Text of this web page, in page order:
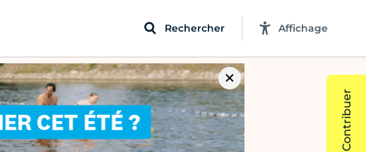
Rechercher Affichage
Contribuer